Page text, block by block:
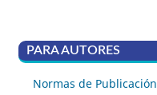
PARA AUTORES
Normas de Publicación